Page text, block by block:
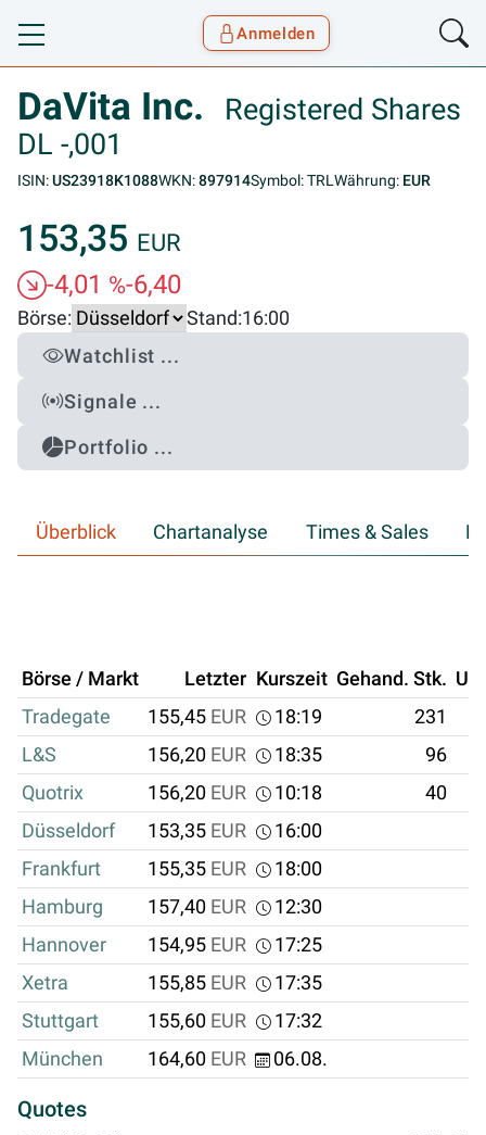
Toggle navigation
Anmelden
DaVita Inc.
Registered Shares
DL -,001
ISIN:US23918K1088WKN:897914Symbol: TRL Währung: EUR
153,35 EUR
-4,01 %-6,40
Börse: Stand:16:00
Watchlist ...
Signale ...
Portfolio ...
Überblick Chartanalyse Times & Sales
Börse / Markt Letzter Kurszeit Gehand. Stk.
Tradegate
155,45 EUR 18:19 231
L&S
156,20 EUR 18:35 96
Quotrix
156,20 EUR 10:18
40
Düsseldorf
153,35 EUR
16:00
Frankfurt
155,35 EUR
18:00
Hamburg
157,40 EUR
12:30
Hannover
154,95 EUR
17:25
Xetra
155,85 EUR
17:35
Stuttgart
155,60 EUR
17:32
München
164,60 EUR 06.08.
Quotes